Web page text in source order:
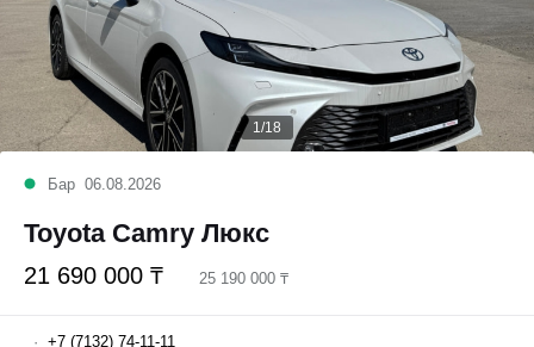
1/18
Бар 06.08.2026
Toyota Camry Люкс
21 690 000 ₸ 25 190 000 ₸
· +7 (7132) 74-11-11